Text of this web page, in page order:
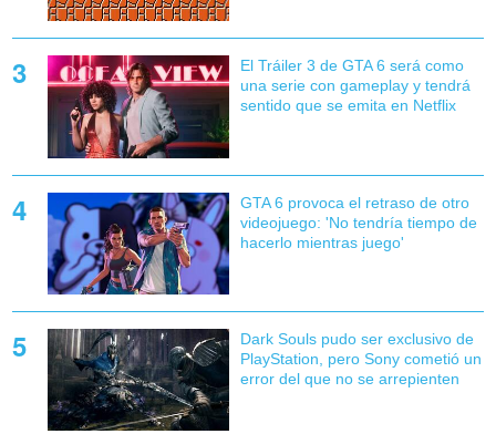
El Tráiler 3 de GTA 6 será como
una serie con gameplay y tendrá
sentido que se emita en Netflix
GTA 6 provoca el retraso de otro
videojuego: 'No tendría tiempo de
hacerlo mientras juego'
Dark Souls pudo ser exclusivo de
PlayStation, pero Sony cometió un
error del que no se arrepienten